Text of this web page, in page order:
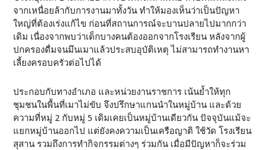
จากเหนื่อยล้ากับการงานมาทั้งวัน ทำให้มองเห็นว่าเป็นปัญหา
ใหญ่ที่ต้องเร่งแก้ไข ก่อนที่สถานการณ์จะบานปลายไปมากกว่า
เดิม เนื่องจากพบว่าเด็กบางคนต้องออกจากโรงเรียน หลังจากผู้
ปกครองดื่มจนมึนเมาแล้วประสบอุบัติเหตุ ไม่สามารถทำงานหา
เลี้ยงครอบครัวต่อไปได้
ประกอบกับทางอำเภอ และหน่วยงานราชการ เน้นย้ำให้ทุก
ชุมชนในพื้นที่เมาไม่ขับ จึงปรึกษาแกนนำในหมู่บ้าน และด้วย
ความที่หมู่ 2 กับหมู่ 5 เดิมเคยเป็นหมู่บ้านเดียวกัน ปัจจุบันแม้จะ
แยกหมู่บ้านออกไป แต่ยังคงความเป็นเครือญาติ ใช้วัด โรงเรียน
สุสาน รวมถึงการทำกิจกรรมต่างๆ ร่วมกัน เมื่อมีปัญหาก็จะร่วม